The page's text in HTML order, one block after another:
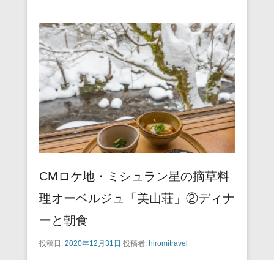
b
o
o
k
st
a
CMロケ地・ミシュラン星の摘草料
理オーベルジュ「美山荘」②ディナ
ーと朝食
投稿日: 2020年12月31日 投稿者: hiromitravel